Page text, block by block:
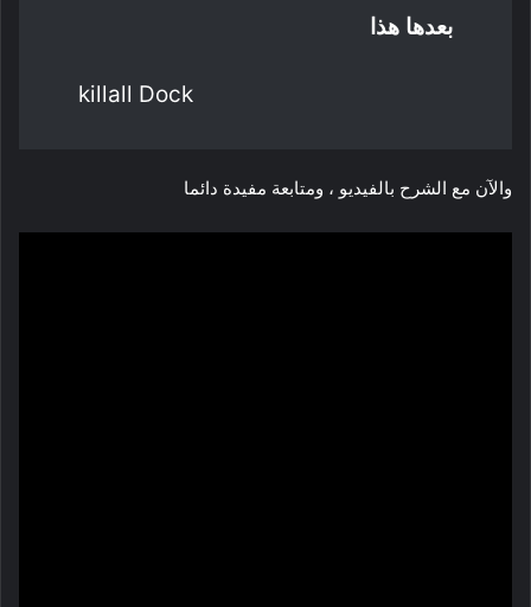
بعدها هذا
killall Dock
والآن مع الشرح بالفيديو ، ومتابعة مفيدة دائما